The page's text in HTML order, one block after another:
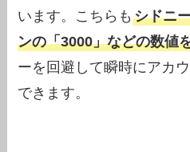
います。こちらもシドニ
ンの「3000」などの数値
ーを回避して瞬時にアカ
できます。